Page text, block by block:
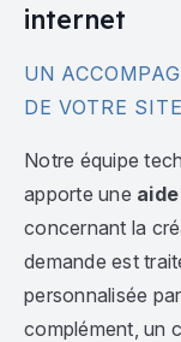
internet
UN
DE VOTRE
Notre équipe
apporte une
concernant la
demande est
personnalisée
complément, un